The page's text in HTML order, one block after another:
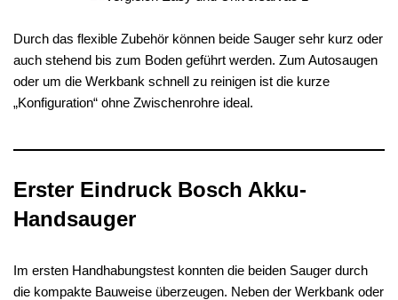
Durch das flexible Zubehör können beide Sauger sehr kurz oder
auch stehend bis zum Boden geführt werden. Zum Autosaugen
oder um die Werkbank schnell zu reinigen ist die kurze
„Konfiguration“ ohne Zwischenrohre ideal.
Erster Eindruck Bosch Akku-
Handsauger
Im ersten Handhabungstest konnten die beiden Sauger durch
die kompakte Bauweise überzeugen. Neben der Werkbank oder